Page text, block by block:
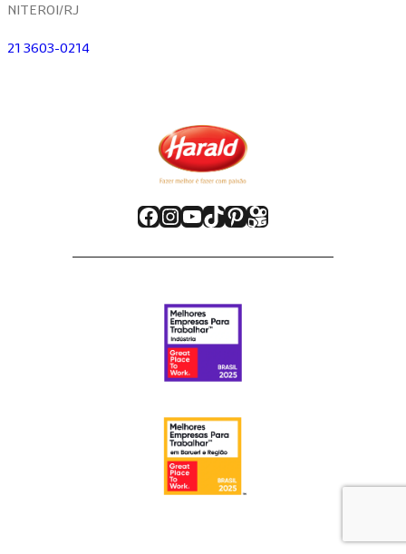
NITEROI/RJ
21 3603-0214
Facebook
Instagram
Youtube
TikTok
Pinterest
Kwai